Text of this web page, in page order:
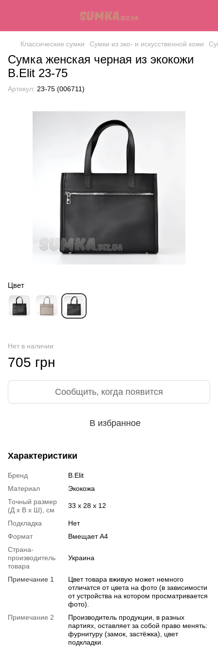
Классические сумки Сумки из эко- и искусственной кожи
Сумка женская черная из экокожи
B.Elit 23-75
Артикул: 23-75 (006711)
Цвет
Нет в наличии
705 грн
Сообщить, когда появится
В избранное
Характеристики
Бренд
B.Elit
Материал
Экокожа
Точный размер
(Д х В х Ш), см
33 х 28 х 12
Подкладка
Нет
Формат
Вмещает А4
Страна-
производитель
товара
Украина
Примечание 1
Цвет товара вживую может немного
отличатся от цвета на фото (в зависимости
от устройства на котором просматривается
фото).
Примечание 2
Производитель продукции, в разных
партиях, оставляет за собой право менять:
фурнитуру (замок, застёжка), цвет
подкладки.